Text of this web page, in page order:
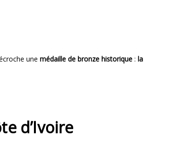
une médaille de bronze historique : la
d’Ivoire